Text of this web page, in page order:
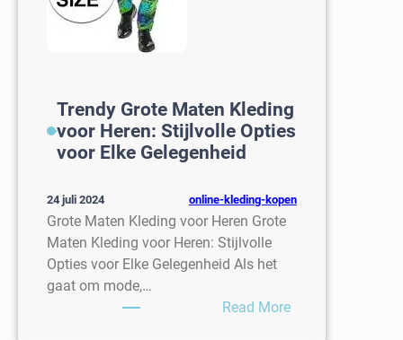
Trendy Grote Maten Kleding
voor Heren: Stijlvolle Opties
voor Elke Gelegenheid
24 juli 2024 online-kleding-kopen
Grote Maten Kleding voor Heren Grote
Maten Kleding voor Heren: Stijlvolle
Opties voor Elke Gelegenheid Als het
gaat om mode,…
Read More: